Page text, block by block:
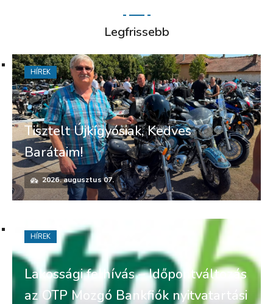
Legfrissebb
Tisztelt Újkígyósiak, Kedves
Barátaim!
2026. augusztus 07.
HÍREK
Lakossági felhívás – Időpontváltozás
az OTP Mozgó Bankfiók nyitvatartási
HÍREK